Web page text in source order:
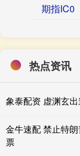
期指IC0
热点资讯
象泰配资 虚渊玄
金牛速配 禁止特
票